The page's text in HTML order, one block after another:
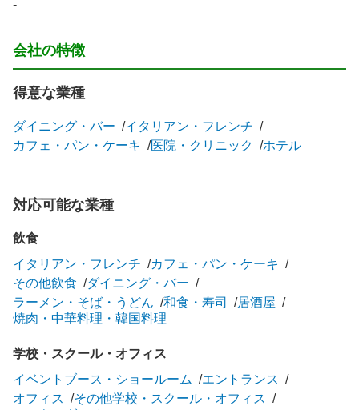
-
会社の特徴
得意な業種
ダイニング・バー
イタリアン・フレンチ
カフェ・パン・ケーキ
医院・クリニック ホテル
対応可能な業種
飲食
イタリアン・フレンチ
カフェ・パン・ケーキ
その他飲食
ダイニング・バー
ラーメン・そば・うどん
和食・寿司
居酒屋
焼肉・中華料理・韓国料理
学校・スクール・オフィス
イベントブース・ショールーム
エントランス
オフィス
その他学校・スクール・オフィス